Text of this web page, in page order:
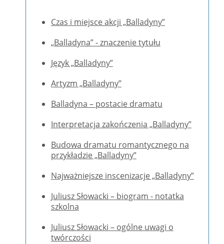
Czas i miejsce akcji „Balladyny”
„Balladyna” - znaczenie tytułu
Język „Balladyny”
Artyzm „Balladyny”
Balladyna – postacie dramatu
Interpretacja zakończenia „Balladyny”
Budowa dramatu romantycznego na
przykładzie „Balladyny”
Najważniejsze inscenizacje „Balladyny”
Juliusz Słowacki – biogram - notatka
szkolna
Juliusz Słowacki – ogólne uwagi o
twórczości